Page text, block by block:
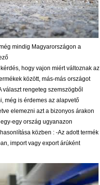
mindig Magyarországon a
hogy vajon miért változnak az
között, más-más országot
választ rengeteg szemszögből
még is érdemes az alapvető
elemezni azt a bizonyos árakon
egy ország ugyanazon
közben : -Az adott termék
import vagy export árúként